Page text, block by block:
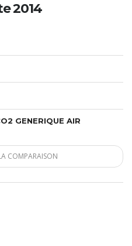
2014
GENERIQUE AIR
COMPARAISON